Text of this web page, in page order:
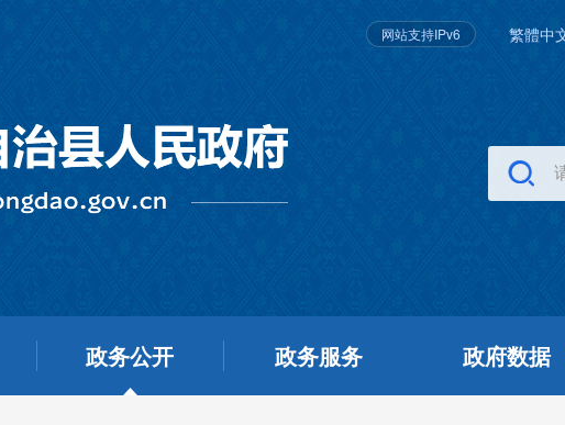
网站支持IPv6 繁體中
政务公开 政务服务 政府数据